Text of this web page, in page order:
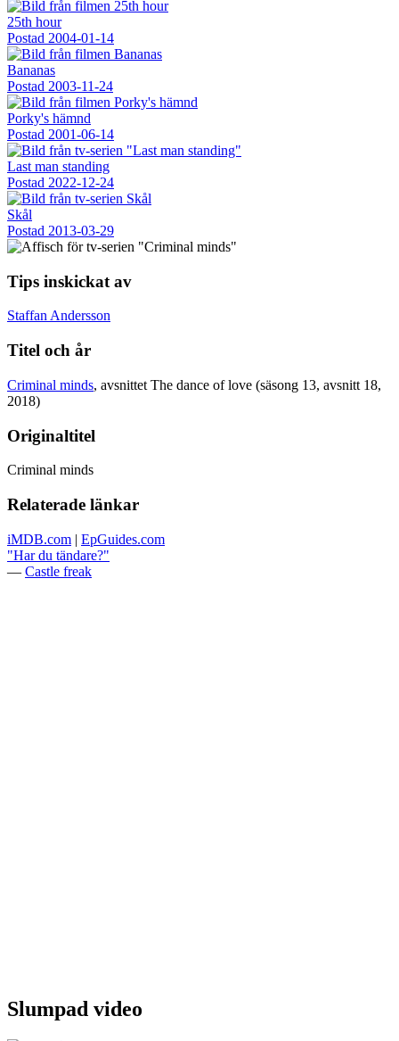
25th hour
Postad 2004-01-14
Bananas
Postad 2003-11-24
Porky's hämnd
Postad 2001-06-14
Last man standing
Postad 2022-12-24
Skål
Postad 2013-03-29
Tips inskickat av
Staffan Andersson
Titel och år
Criminal minds, avsnittet The dance of love (säsong 13, avsnitt 18,
2018)
Originaltitel
Criminal minds
Relaterade länkar
iMDB.com | EpGuides.com
"Har du tändare?"
— Castle freak
Slumpad video